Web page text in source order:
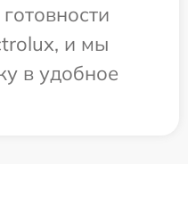
и мы
в удобное